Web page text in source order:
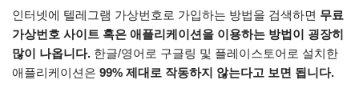
인터넷에 텔레그램 가상번호로 가입하는 방법을 검색하면 무료
가상번호 사이트 혹은 애플리케이션을 이용하는 방법이 굉장히
많이 나옵니다. 한글/영어로 구글링 및 플레이스토어로 설치한
애플리케이션은 99% 제대로 작동하지 않는다고 보면 됩니다.